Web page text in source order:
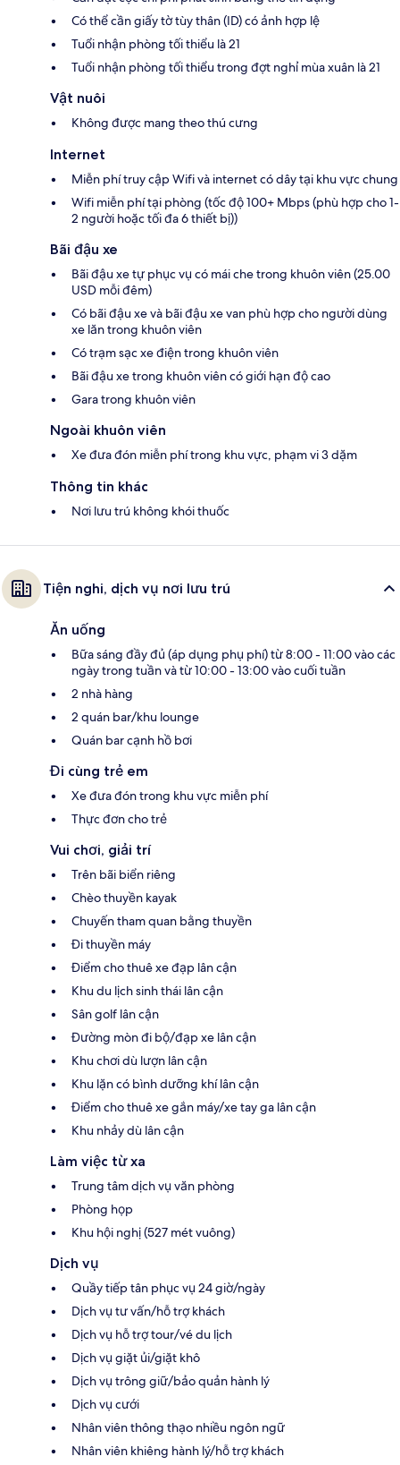
Có thể cần giấy tờ tùy thân (ID) có ảnh hợp lệ
Tuổi nhận phòng tối thiểu là 21
Tuổi nhận phòng tối thiểu trong đợt nghỉ mùa xuân là 21
Vật nuôi
Không được mang theo thú cưng
Internet
Miễn phí truy cập Wifi và internet có dây tại khu vực chung
Wifi miễn phí tại phòng (tốc độ 100+ Mbps (phù hợp cho 1-
2 người hoặc tối đa 6 thiết bị))
Bãi đậu xe
Bãi đậu xe tự phục vụ có mái che trong khuôn viên (25.00
USD mỗi đêm)
Có bãi đậu xe và bãi đậu xe van phù hợp cho người dùng
xe lăn trong khuôn viên
Có trạm sạc xe điện trong khuôn viên
Bãi đậu xe trong khuôn viên có giới hạn độ cao
Gara trong khuôn viên
Ngoài khuôn viên
Xe đưa đón miễn phí trong khu vực, phạm vi 3 dặm
Thông tin khác
Nơi lưu trú không khói thuốc
Tiện nghi, dịch vụ nơi lưu trú
Ăn uống
Bữa sáng đầy đủ (áp dụng phụ phí) từ 8:00 - 11:00 vào các
ngày trong tuần và từ 10:00 - 13:00 vào cuối tuần
2 nhà hàng
2 quán bar/khu lounge
Quán bar cạnh hồ bơi
Đi cùng trẻ em
Xe đưa đón trong khu vực miễn phí
Thực đơn cho trẻ
Vui chơi, giải trí
Trên bãi biển riêng
Chèo thuyền kayak
Chuyến tham quan bằng thuyền
Đi thuyền máy
Điểm cho thuê xe đạp lân cận
Khu du lịch sinh thái lân cận
Sân golf lân cận
Đường mòn đi bộ/đạp xe lân cận
Khu chơi dù lượn lân cận
Khu lặn có bình dưỡng khí lân cận
Điểm cho thuê xe gắn máy/xe tay ga lân cận
Khu nhảy dù lân cận
Làm việc từ xa
Trung tâm dịch vụ văn phòng
Phòng họp
Khu hội nghị (527 mét vuông)
Dịch vụ
Quầy tiếp tân phục vụ 24 giờ/ngày
Dịch vụ tư vấn/hỗ trợ khách
Dịch vụ hỗ trợ tour/vé du lịch
Dịch vụ giặt ủi/giặt khô
Dịch vụ trông giữ/bảo quản hành lý
Dịch vụ cưới
Nhân viên thông thạo nhiều ngôn ngữ
Nhân viên khiêng hành lý/hỗ trợ khách